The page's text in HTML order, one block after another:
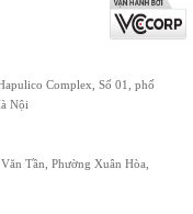
Complex, Số 01, phố
Nội
Tần, Phường Xuân Hòa,